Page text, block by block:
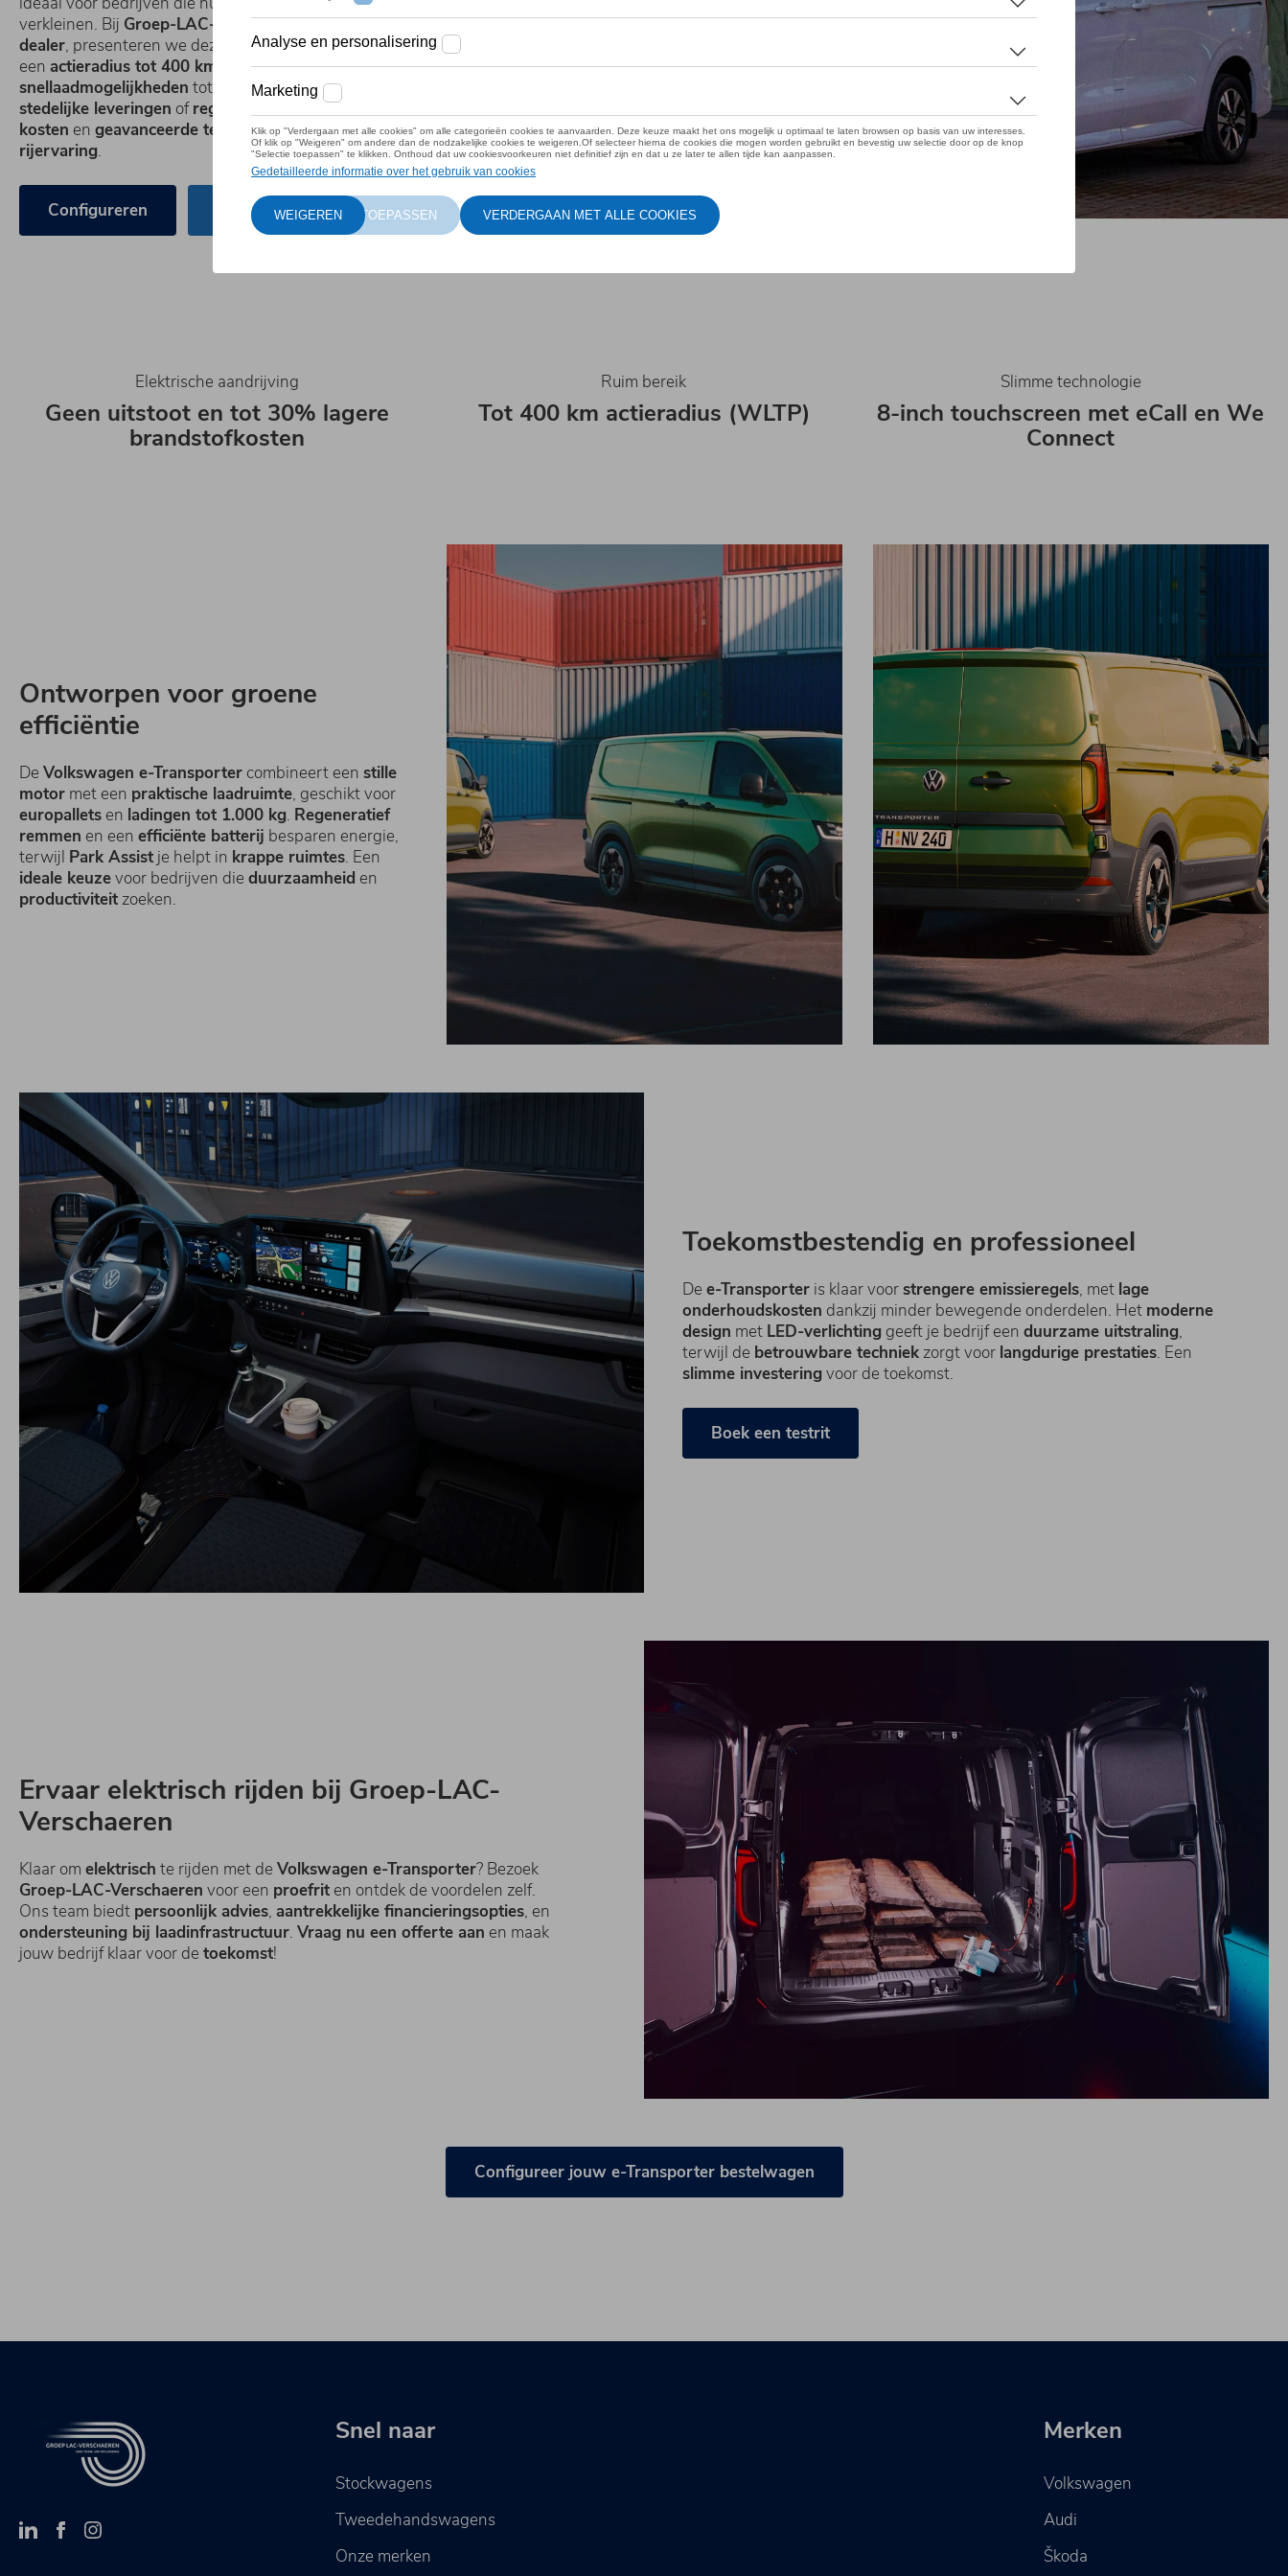
verkleinen. Bij Groep-LAC-Verschaeren, jouwofficiële Volkswagen-
dealer, presenteren we deze milieuvriendelijke bestelwagen met
een actieradius tot 400 km , eenlaadvolume van 6,7 m³, en
snellaadmogelijkheden tot 80% in 45 minuten. Perfect voor
stedelijke leveringen ofregionale ritten , met
kosten en geavanceerde technologievoor eenconnected
rijervaring.
Configureren Direct leverbaar
Elektrische aandrijving
Geen uitstoot en tot 30% lagere
brandstofkosten
Ruim bereik
Tot 400 km actieradius (WLTP)
Slimme technologie
8-inch touchscreen met eCall en We
Connect
Ontworpen voor groene
efficiëntie
De Volkswagen e-Transporter combineert een stille
motor met een praktische laadruimte, geschikt voor
europallets en ladingen tot 1.000 kg. Regeneratief
remmen en een efficiënte batterij besparen energie,
terwijl Park Assist je helpt in krappe ruimtes. Een
ideale keuzevoor bedrijven die duurzaamheid en
productiviteit zoeken.
Toekomstbestendig en professioneel
De e-Transporter is klaar voorstrengere emissieregels, met lage
onderhoudskosten dankzij minder bewegende onderdelen. Het moderne
design met LED-verlichting geeft je bedrijf een duurzame uitstraling,
terwijl de betrouwbare techniek zorgt voor langdurige prestaties. Een
slimme investeringvoor de toekomst.
Boek een testrit
Ervaar elektrisch rijden bij Groep-LAC-
Verschaeren
Klaar om elektrisch te rijden met de Volkswagen e-Transporter? Bezoek
Groep-LAC-Verschaeren voor een proefrit en ontdek de voordelen zelf.
Ons team biedt persoonlijk advies, aantrekkelijke financieringsopties, en
ondersteuning bij laadinfrastructuur. Vraag nu een offerte aan en maak
jouw bedrijf klaar voor de toekomst!
Configureer jouw e-Transporter bestelwagen
Snel naar
Stockwagens
Tweedehandswagens
Onze merken
Merken
Volkswagen
Audi
Škoda